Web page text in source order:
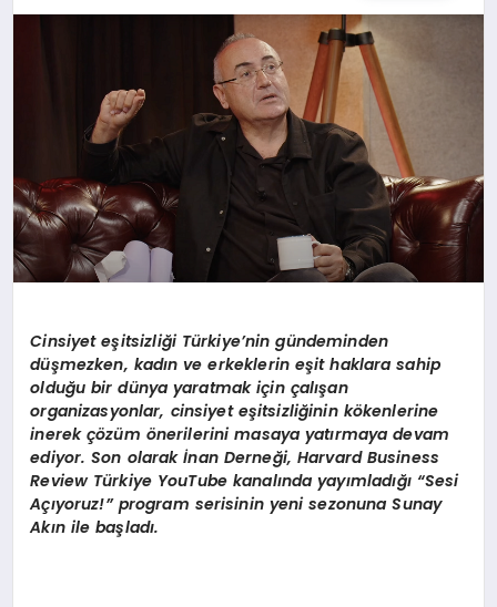
Cinsiyet eşitsizliği Türkiye’nin gündeminden
düşmezken, kadın ve erkeklerin eşit haklara sahip
olduğu bir dünya yaratmak için çalışan
organizasyonlar, cinsiyet eşitsizliğinin kökenlerine
inerek çözüm önerilerini masaya yatırmaya devam
ediyor. Son olarak İnan Derneği, Harvard Business
Review Türkiye YouTube kanalında yayımladığı “Sesi
Açıyoruz!” program serisinin yeni sezonuna Sunay
Akın ile başladı.